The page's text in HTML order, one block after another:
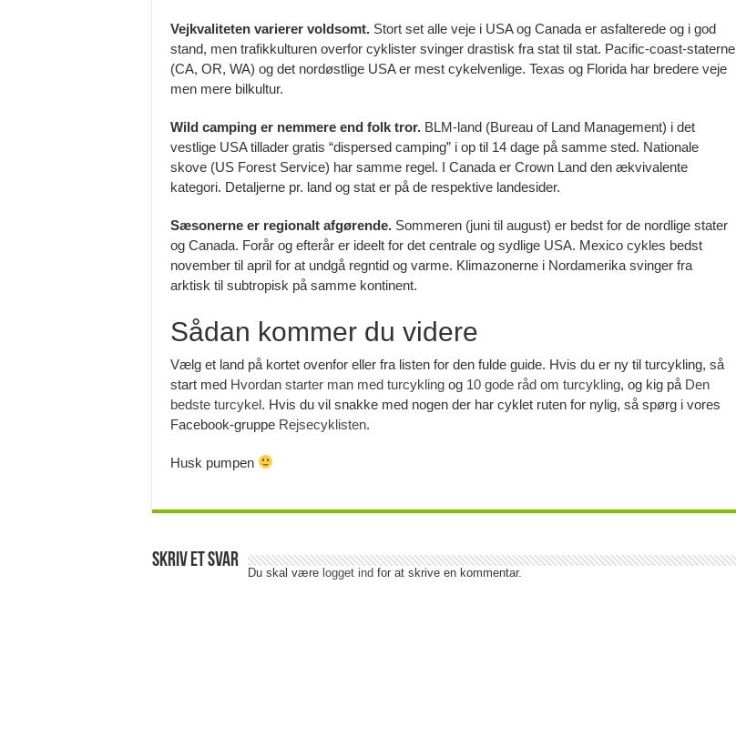
Vejkvaliteten varierer voldsomt. Stort set alle veje i USA og Canada er asfalterede og i god
stand, men trafikkulturen overfor cyklister svinger drastisk fra stat til stat. Pacific-coast-staterne
(CA, OR, WA) og det nordøstlige USA er mest cykelvenlige. Texas og Florida har bredere veje
men mere bilkultur.
Wild camping er nemmere end folk tror. BLM-land (Bureau of Land Management) i det
vestlige USA tillader gratis “dispersed camping” i op til 14 dage på samme sted. Nationale
skove (US Forest Service) har samme regel. I Canada er Crown Land den ækvivalente
kategori. Detaljerne pr. land og stat er på de respektive landesider.
Sæsonerne er regionalt afgørende. Sommeren (juni til august) er bedst for de nordlige stater
og Canada. Forår og efterår er ideelt for det centrale og sydlige USA. Mexico cykles bedst
november til april for at undgå regntid og varme. Klimazonerne i Nordamerika svinger fra
arktisk til subtropisk på samme kontinent.
Sådan kommer du videre
Vælg et land på kortet ovenfor eller fra listen for den fulde guide. Hvis du er ny til turcykling, så
start med Hvordan starter man med turcykling og 10 gode råd om turcykling, og kig på Den
bedste turcykel. Hvis du vil snakke med nogen der har cyklet ruten for nylig, så spørg i vores
Facebook-gruppe Rejsecyklisten.
Husk pumpen
Skriv et svar
Du skal være logget ind for at skrive en kommentar.